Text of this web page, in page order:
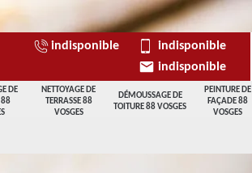
DE
88
NETTOYAGE DE
TERRASSE 88
VOSGES
DÉMOUSSAGE DE
TOITURE 88 VOSGES
PEINTURE DE
FAÇADE 88
VOSGES
indisponible
indisponible
indisponible